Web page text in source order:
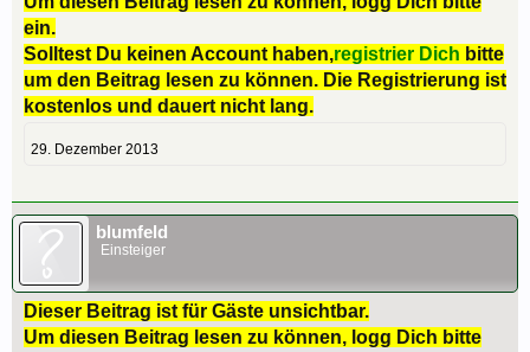
ein.
Solltest Du keinen Account haben,registrier Dich bitte
um den Beitrag lesen zu können. Die Registrierung ist
kostenlos und dauert nicht lang.
29. Dezember 2013
blumfeld
Einsteiger
Dieser Beitrag ist für Gäste unsichtbar.
Um diesen Beitrag lesen zu können, logg Dich bitte